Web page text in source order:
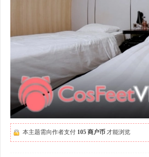
本主题需向作者支付 105 商户币 才能浏览